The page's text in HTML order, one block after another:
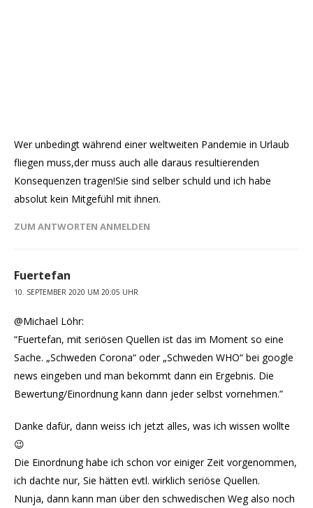
Wer unbedingt während einer weltweiten Pandemie in Urlaub
fliegen muss,der muss auch alle daraus resultierenden
Konsequenzen tragen!Sie sind selber schuld und ich habe
absolut kein Mitgefühl mit ihnen.
ZUM ANTWORTEN ANMELDEN
Fuertefan
10. SEPTEMBER 2020 UM 20:05 UHR
@Michael Löhr:
“Fuertefan, mit seriösen Quellen ist das im Moment so eine
Sache. „Schweden Corona“ oder „Schweden WHO“ bei google
news eingeben und man bekommt dann ein Ergebnis. Die
Bewertung/Einordnung kann dann jeder selbst vornehmen.”
Danke dafür, dann weiss ich jetzt alles, was ich wissen wollte
😉
Die Einordnung habe ich schon vor einiger Zeit vorgenommen,
ich dachte nur, Sie hätten evtl. wirklich seriöse Quellen.
Nunja, dann kann man über den schwedischen Weg also noch